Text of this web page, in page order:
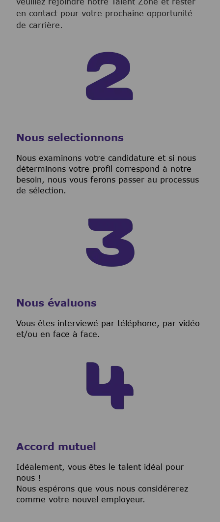
en contact pour votre prochaine opportunité
de carrière.
Nous selectionnons
Nous examinons votre candidature et si nous
déterminons votre profil correspond à notre
besoin, nous vous ferons passer au processus
de sélection.
Nous évaluons
Vous êtes interviewé par téléphone, par vidéo
et/ou en face à face.
Accord mutuel
Idéalement, vous êtes le talent idéal pour
nous !
Nous espérons que vous nous considérerez
comme votre nouvel employeur.